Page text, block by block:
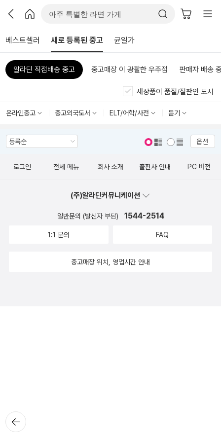
베스트셀러 새로 등록된 중고 균일가
알라딘 직접배송 중고 중고매장 이 광활한 우주점 판매자 배송
새상품이 품절/절판인 도서
온라인중고 중고외국도서 ELT/어학/사전 듣기
옵션
뒤로가
기
로그인 전체 메뉴 회사 소개 출판사 안내 PC 버전
(주)알라딘커뮤니케이션
일반문의 (발신자 부담) 1544-2514
1:1 문의 FAQ
중고매장 위치, 영업시간 안내